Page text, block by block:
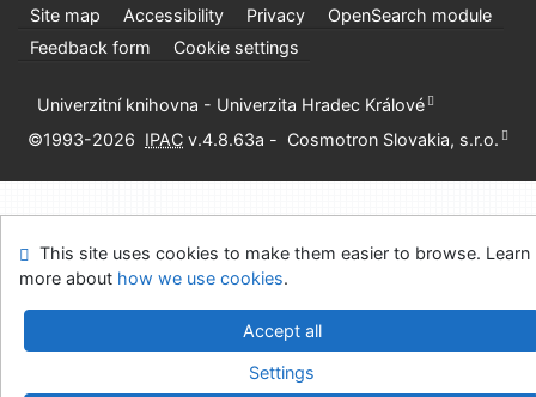
Site map Accessibility Privacy
OpenSearch module
Feedback form
Cookie settings
Univerzitní knihovna - Univerzita Hradec Králové
©1993-2026 IPAC v.4.8.63a - Cosmotron Slovakia, s.r.o.
This site uses cookies to make them easier to browse. Learn
more about how we use cookies.
Accept all
Settings